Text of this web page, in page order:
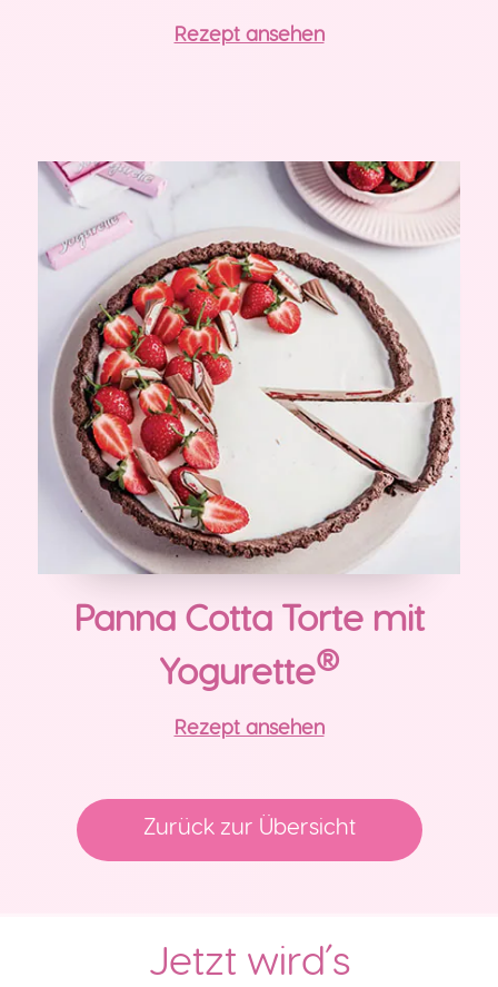
Rezept ansehen
Panna Cotta Torte mit
Yogurette®
Rezept ansehen
Zurück zur Übersicht
Jetzt wird´s